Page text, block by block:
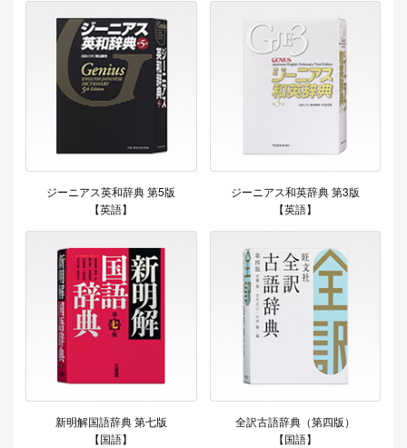
ジーニアス英和辞典 第5版
【英語】
ジーニアス和英辞典 第3版
【英語】
新明解国語辞典 第七版
【国語】
全訳古語辞典（第四版）
【国語】